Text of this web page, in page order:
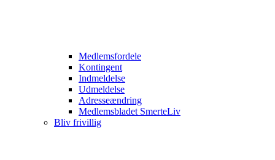
Medlemsfordele
Kontingent
Indmeldelse
Udmeldelse
Adresseændring
Medlemsbladet SmerteLiv
Bliv frivillig